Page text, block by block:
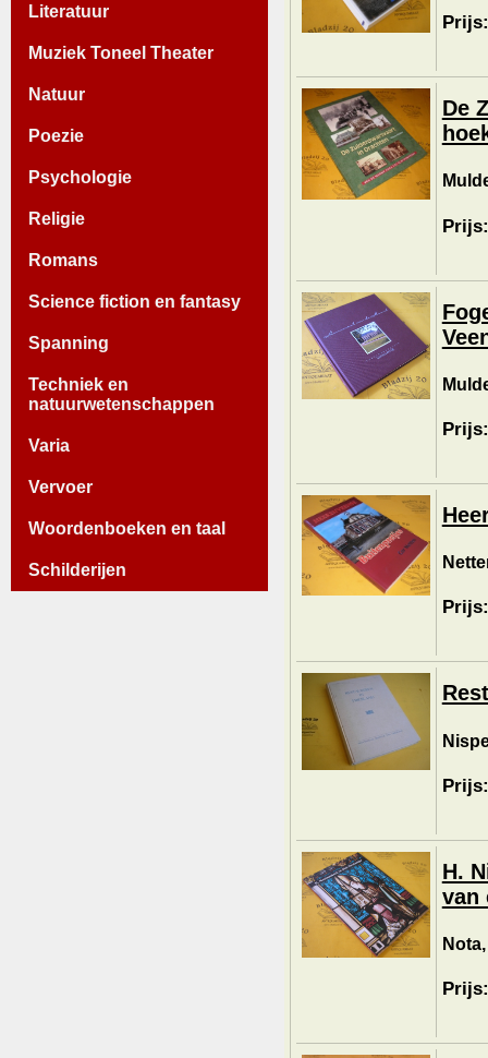
Literatuur
Muziek Toneel Theater
Natuur
Poezie
Psychologie
Religie
Romans
Science fiction en fantasy
Spanning
Techniek en
natuurwetenschappen
Varia
Vervoer
Woordenboeken en taal
Schilderijen
De
H.
van